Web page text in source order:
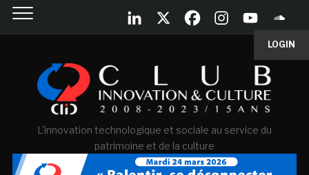
LOGIN
L'innovation technologique et sociale au service du
patrimoine et de la culture